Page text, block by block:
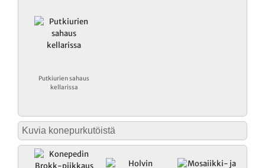
Putkiurien sahaus
kellarissa
Kuvia konepurkutöistä